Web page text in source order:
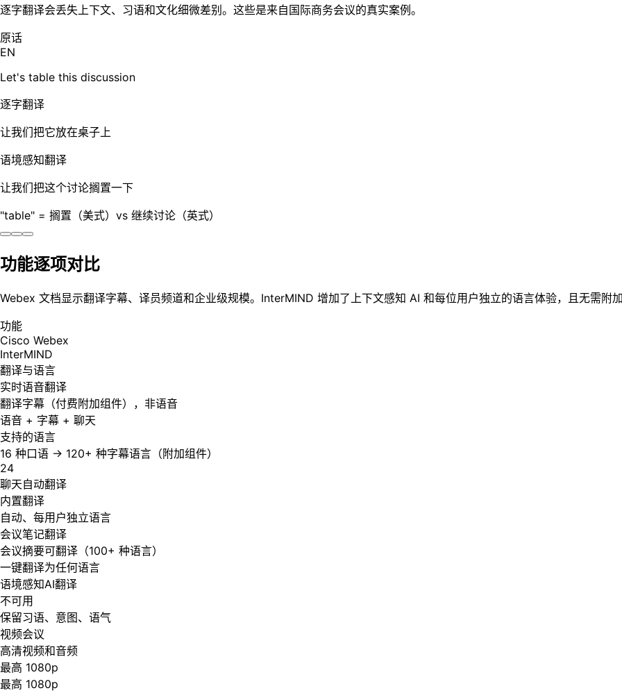
逐字翻译会丢失上下文、习语和文化细微差别。这些是来自国际商务会议的真实案例。
原话
EN
Let's table this discussion
逐字翻译
让我们把它放在桌子上
语境感知翻译
让我们把这个讨论搁置一下
"table" = 搁置（美式）vs 继续讨论（英式）
功能逐项对比
Webex 文档显示翻译字幕、译员频道和企业级规模。InterMIND 增加了上下文感知 AI 和每位用户独立的语言体验，且无需附
功能
Cisco Webex
InterMIND
翻译与语言
实时语音翻译
翻译字幕（付费附加组件），非语音
语音 + 字幕 + 聊天
支持的语言
16 种口语 → 120+ 种字幕语言（附加组件）
24
聊天自动翻译
内置翻译
自动、每用户独立语言
会议笔记翻译
会议摘要可翻译（100+ 种语言）
一键翻译为任何语言
语境感知AI翻译
不可用
保留习语、意图、语气
视频会议
高清视频和音频
最高 1080p
最高 1080p